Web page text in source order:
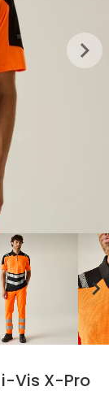
keyboard_arrow_right
chevron_right
Vis X-Pro